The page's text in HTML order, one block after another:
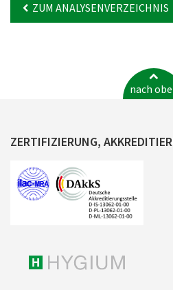
ZUM ANALYSENVERZEICHNIS
nach
ZERTIFIZIERUNG,